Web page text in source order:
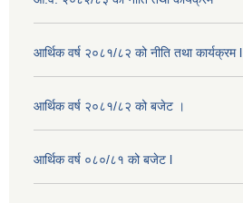
आर्थिक वर्ष २०८१/८२ को नीति तथा कार्यक्रम l
आर्थिक वर्ष २०८१/८२ को बजेट ।
आर्थिक वर्ष ०८०/८१ को बजेट l